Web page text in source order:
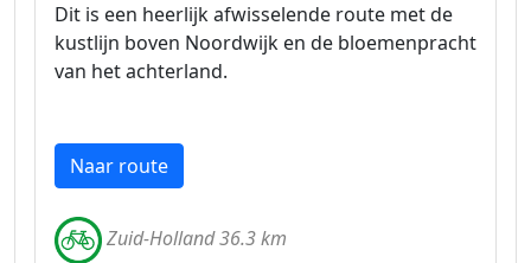
Dit is een heerlijk afwisselende route met de
kustlijn boven Noordwijk en de bloemenpracht
van het achterland.
Naar route
Zuid-Holland 36.3 km